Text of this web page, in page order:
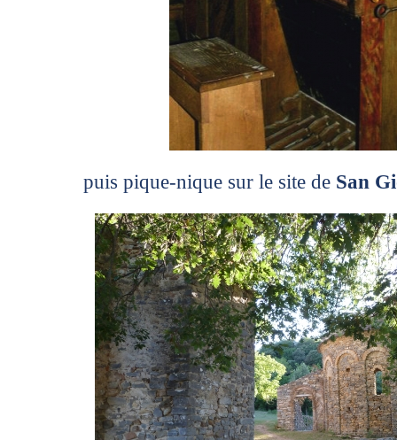
puis pique-nique sur le site de San